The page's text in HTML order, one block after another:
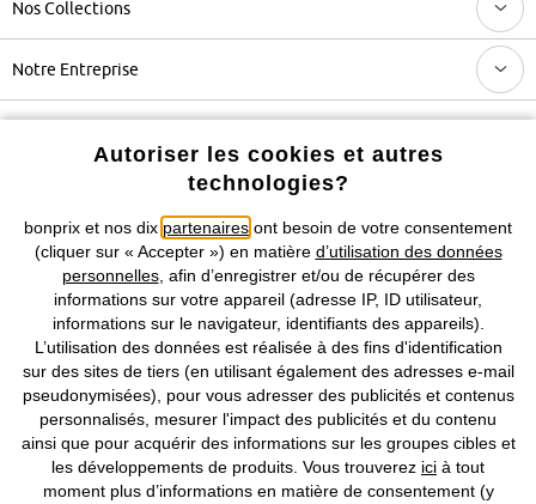
Nos Collections
Notre Entreprise
Retrouvez bonprix sur
Prix indiqués TVA comprise avec en susfrais de port & de service
CGV Données personnelles Paramètres des cookies
Mentions légales Résilier le contrat
©2026 bonprix.Tous droits réservés.
Autoriser les cookies et autres
technologies?
bonprix et nos dix partenaires ont besoin de votre consentement
(cliquer sur « Accepter ») en matière d’utilisation des données
personnelles, afin d’enregistrer et/ou de récupérer des
informations sur votre appareil (adresse IP, ID utilisateur,
informations sur le navigateur, identifiants des appareils).
L’utilisation des données est réalisée à des fins d'identification
sur des sites de tiers (en utilisant également des adresses e-mail
pseudonymisées), pour vous adresser des publicités et contenus
personnalisés, mesurer l'impact des publicités et du contenu
ainsi que pour acquérir des informations sur les groupes cibles et
les développements de produits. Vous trouverez ici à tout
moment plus d’informations en matière de consentement (y